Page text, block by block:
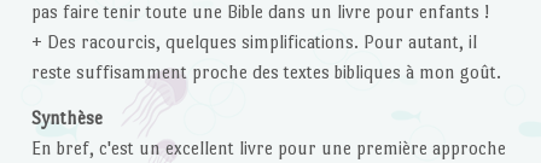
pas faire tenir toute une Bible dans un livre pour enfants !
+ Des racourcis, quelques simplifications. Pour autant, il
reste suffisamment proche des textes bibliques à mon goût.
Synthèse
En bref, c'est un excellent livre pour une première approche